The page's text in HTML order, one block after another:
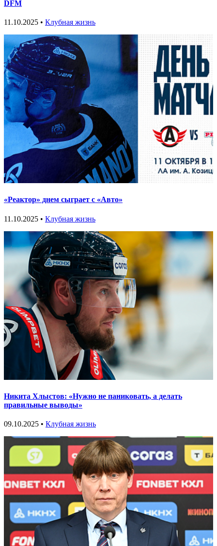
DFM
11.10.2025 • Клубная жизнь
«Реактор» днем сыграет с «Авто»
11.10.2025 • Клубная жизнь
Никита Хлыстов: «Нужно не паниковать, а делать
правильные выводы»
09.10.2025 • Клубная жизнь